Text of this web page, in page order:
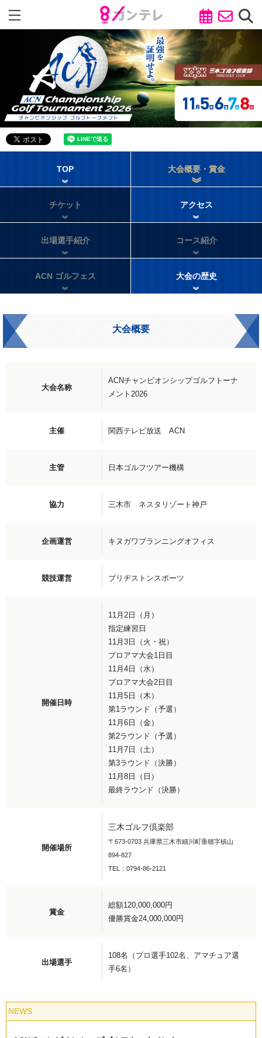
TOP 大会概要・賞金
チケット アクセス
出場選手紹介 コース紹介
ACN ゴルフェス 大会の歴史
大会概要
大会名称
ACNチャンピオンシップゴルフトーナ
メント2026
主催 関西テレビ放送 ACN
主管 日本ゴルフツアー機構
協力 三木市 ネスタリゾート神戸
企画運営 キヌガワプランニングオフィス
競技運営 ブリヂストンスポーツ
開催日時
11月2日（月）
指定練習日
11月3日（火・祝）
プロアマ大会1日目
11月4日（水）
プロアマ大会2日目
11月5日（木）
第1ラウンド（予選）
11月6日（金）
第2ラウンド（予選）
11月7日（土）
第3ラウンド（決勝）
11月8日（日）
最終ラウンド（決勝）
開催場所
三木ゴルフ倶楽部
〒673-0703 兵庫県三木市細川町垂穂字槙山
894-827
TEL：0794-86-2121
賞金
総額120,000,000円
優勝賞金24,000,000円
出場選手
108名（プロ選手102名、アマチュア選
手6名）
NEWS